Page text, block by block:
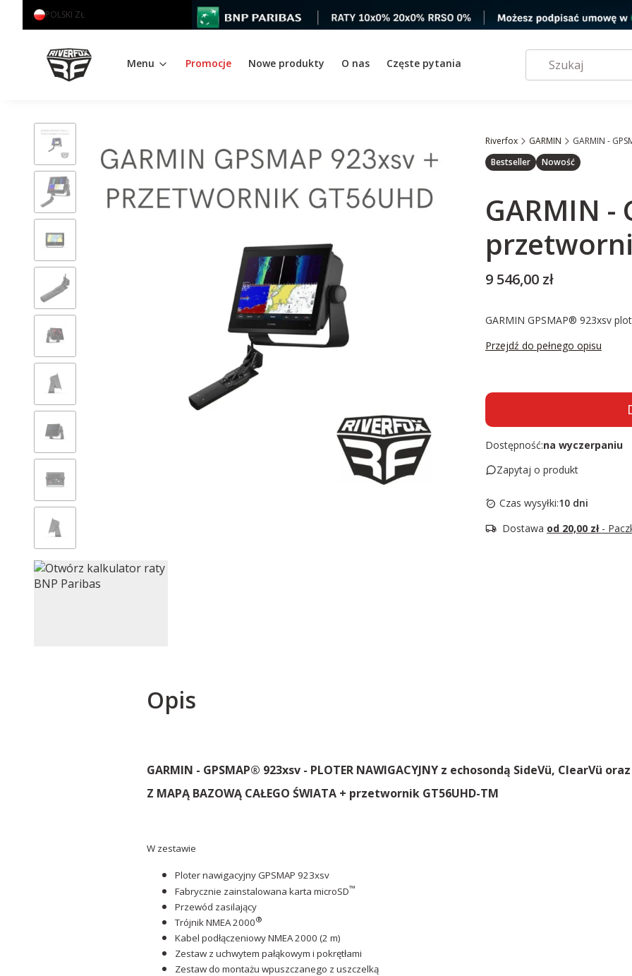
POLSKI ZŁ
Menu Promocje Nowe produkty O nas Częste pytania
Riverfox GARMIN GARMIN -
Etykiety
Bestseller Nowość
GARMIN -
Cena
9 546,00 zł
GARMIN GPSMAP® 923xsv
Przejdź do pełnego opisu
Dostępność:na wyczerpaniu
Zapytaj o produkt
Czas wysyłki:10 dni
Dostawa od 20,00 zł -
Opis
GARMIN - GPSMAP® 923xsv - PLOTER NAWIGACYJNY z echosondą SideVü, ClearVü
Z MAPĄ BAZOWĄ CAŁEGO ŚWIATA + przetwornik GT56UHD-TM
W zestawie
Ploter nawigacyjny GPSMAP 923xsv
Fabrycznie zainstalowana karta microSD™
Przewód zasilający
Trójnik NMEA 2000®
Kabel podłączeniowy NMEA 2000 (2 m)
Zestaw z uchwytem pałąkowym i pokrętłami
Zestaw do montażu wpuszczanego z uszczelką